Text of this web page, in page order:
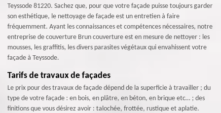
Teyssode 81220. Sachez que, pour que votre façade puisse toujours garder
son esthétique, le nettoyage de façade est un entretien à faire
fréquemment. Ayant les connaissances et compétences nécessaires, notre
entreprise de couverture Brun couverture est en mesure de nettoyer : les
mousses, les graffitis, les divers parasites végétaux qui envahissent votre
façade à Teyssode.
Tarifs de travaux de façades
Le prix pour des travaux de façade dépend de la superficie à travailler ; du
type de votre façade : en bois, en plâtre, en béton, en brique etc… ; des
finitions que vous désirez avoir : talochée, frottée, rustique et aplatie.